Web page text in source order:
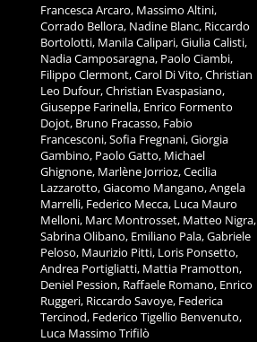
Francesca Arcaro, Massimo Altini,
Corrado Bellora, Nadine Blanc, Riccardo
Bortolotti, Manila Calipari, Giulia Calisti,
Nadia Camposaragna, Paolo Ciambi,
Filippo Clermont, Carol Di Vito, Christian
Leo Dufour, Christian Evaspasiano,
Giuseppe Farinella, Enrico Formento
Dojot, Bruno Fracasso, Fabio
Francesconi, Sofia Fregnani, Giorgia
Gambino, Paolo Gatto, Michael
Ghignone, Marlène Jorrioz, Cecilia
Lazzarotto, Giacomo Mangano, Angela
Marrelli, Federico Mecca, Luca Mauro
Melloni, Marc Montrosset, Matteo Nigra,
Sabrina Olibano, Emiliano Pala, Gabriele
Peloso, Maurizio Pitti, Loris Ponsetto,
Andrea Portigliatti, Mattia Pramotton,
Deniel Pession, Raffaele Romano, Enrico
Ruggeri, Riccardo Savoye, Federica
Tercinod, Federico Tigellio Benvenuto,
Luca Massimo Trifilò